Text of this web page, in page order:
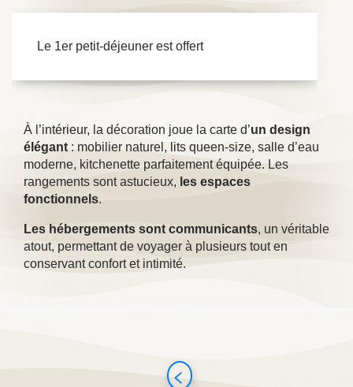
Le 1er petit-déjeuner est offert
À l’intérieur, la décoration joue la carte d’un design
élégant: mobilier naturel, lits queen-size, salle d’eau
moderne, kitchenette parfaitement équipée. Les
rangements sont astucieux, les espaces
fonctionnels.
Les hébergements sont communicants, un véritable
atout, permettant de voyager à plusieurs tout en
conservant confort et intimité.